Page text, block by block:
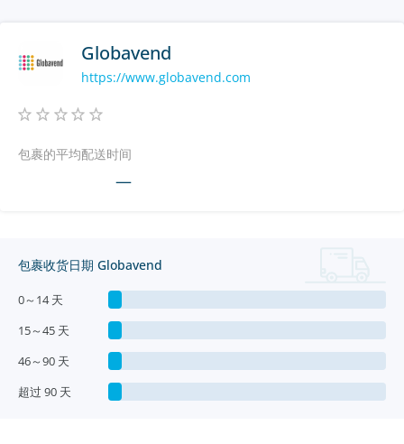
Globavend
https://www.globavend.com
包裹的平均配送时间
—
包裹收货日期 Globavend
0～14 天
15～45 天
46～90 天
超过 90 天